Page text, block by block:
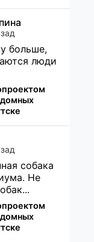
больше,
люди
собака
Не